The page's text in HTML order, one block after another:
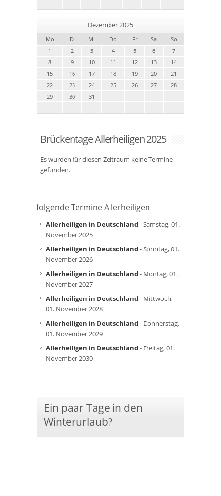
Dezember 2025
Mo Di Mi Do Fr Sa
So
1
2 3 4 5 6
7
8
9 10 11 12 13
14
15
16 17 18 19 20
21
22
23 24 25 26 27
28
29
30 31
Brückentage Allerheiligen 2025
Es wurden für diesen Zeitraum keine Termine
gefunden.
folgende Termine Allerheiligen
Allerheiligen in Deutschland- Samstag, 01.
November 2025
Allerheiligen in Deutschland- Sonntag, 01.
November 2026
Allerheiligen in Deutschland- Montag, 01.
November 2027
Allerheiligen in Deutschland- Mittwoch,
01. November 2028
Allerheiligen in Deutschland- Donnerstag,
01. November 2029
Allerheiligen in Deutschland- Freitag, 01.
November 2030
Ein paar Tage in den
Winterurlaub?